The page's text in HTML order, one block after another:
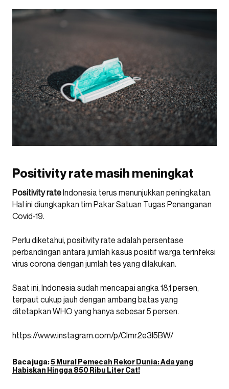
Positivity rate masih meningkat
Positivity rateIndonesia terus menunjukkan peningkatan.
Hal ini diungkapkan tim Pakar Satuan Tugas Penanganan
Covid-19.
Perlu diketahui, positivity rate adalah persentase
perbandingan antara jumlah kasus positif warga terinfeksi
virus corona dengan jumlah tes yang dilakukan.
Saat ini, Indonesia sudah mencapai angka 18,1 persen,
terpaut cukup jauh dengan ambang batas yang
ditetapkan WHO yang hanya sebesar 5 persen.
https://www.instagram.com/p/CImr2e3l5BW/
Baca juga:5 Mural Pemecah Rekor Dunia: Ada yang
Habiskan Hingga 850 Ribu Liter Cat!